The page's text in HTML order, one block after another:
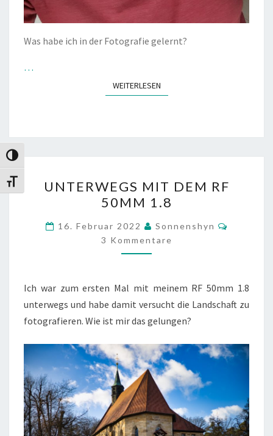
Umschalten auf hohe Kontraste
Schrift vergrößern
Was habe ich in der Fotografie gelernt?
…
WEITERLESENWEITERLESEN
MIT
DEM
RF
50MM
1.8
UNTERWEGS MIT DEM RF
50MM 1.8
16. Februar 2022 Sonnenshyn
3 Kommentare
Ich war zum ersten Mal mit meinem RF 50mm 1.8
unterwegs und habe damit versucht die Landschaft zu
fotografieren. Wie ist mir das gelungen?